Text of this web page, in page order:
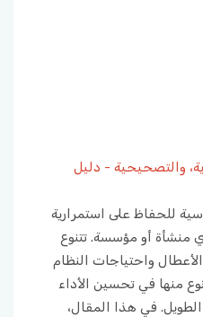
والتصحيحية - دليل
للحفاظ على استمرارية
منشأة أو مؤسسة. تتنوع
واحتياجات النظام
منها في تحسين الأداء
في هذا المقال،